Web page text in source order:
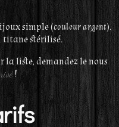
simple (couleur argent).
titane stérilisé.
la liste, demandez le nous
!